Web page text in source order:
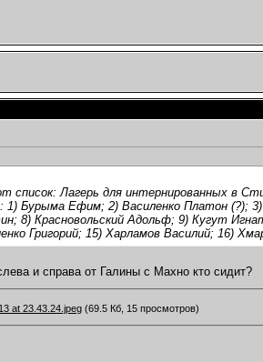
список: Лагерь для интернированных в
1) Бурыма Ефим; 2) Василенко Платон (?);
8) Красновольский Адольф; 9) Кугут
Григорий; 15) Харламов Василий; 16)
и справа от Галины с Махно кто сидит?
at 23.43.24.jpeg (69.5 Кб, 15 просмотров)